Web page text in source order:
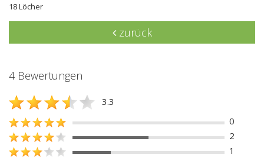
18 Löcher
zurück
4 Bewertungen
3.3
0
2
1